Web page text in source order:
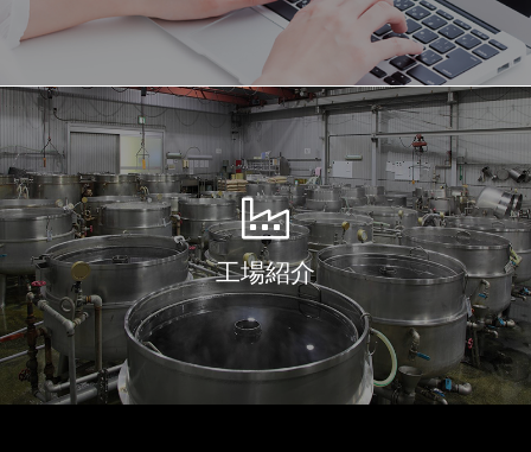
工場紹介